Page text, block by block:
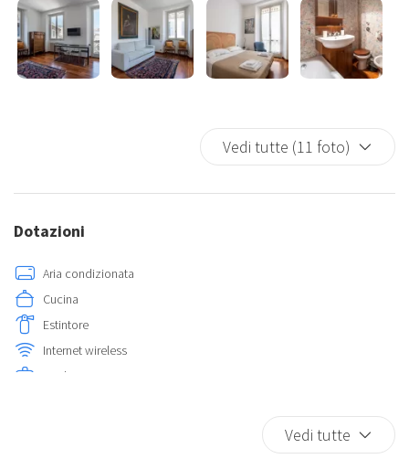
Vedi tutte (11 foto)
Dotazioni
Aria condizionata
Cucina
Estintore
Internet wireless
Kit di pronto soccorso
Vedi tutte